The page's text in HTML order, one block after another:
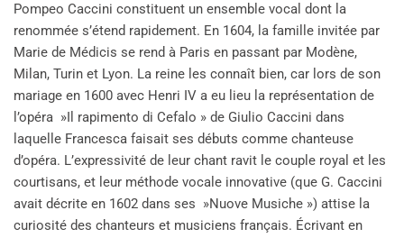
Pompeo Caccini constituent un ensemble vocal dont la
renommée s’étend rapidement. En 1604, la famille invitée par
Marie de Médicis se rend à Paris en passant par Modène,
Milan, Turin et Lyon. La reine les connaît bien, car lors de son
mariage en 1600 avec Henri IV a eu lieu la représentation de
l’opéra »Il rapimento di Cefalo » de Giulio Caccini dans
laquelle Francesca faisait ses débuts comme chanteuse
d’opéra. L’expressivité de leur chant ravit le couple royal et les
courtisans, et leur méthode vocale innovative (que G. Caccini
avait décrite en 1602 dans ses »Nuove Musiche ») attise la
curiosité des chanteurs et musiciens français. Écrivant en